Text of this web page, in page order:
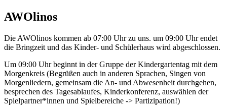
AWOlinos
Die AWOlinos kommen ab 07:00 Uhr zu uns. um 09:00 Uhr endet
die Bringzeit und das Kinder- und Schülerhaus wird abgeschlossen.
Um 09:00 Uhr beginnt in der Gruppe der Kindergartentag mit dem
Morgenkreis (Begrüßen auch in anderen Sprachen, Singen von
Morgenliedern, gemeinsam die An- und Abwesenheit durchgehen,
besprechen des Tagesablaufes, Kinderkonferenz, auswählen der
Spielpartner*innen und Spielbereiche -> Partizipation!)